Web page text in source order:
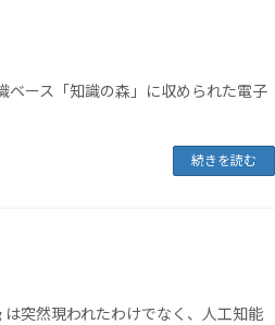
ベース「知識の森」に収められた電子
続きを読む
突然現われたわけでなく、人工知能